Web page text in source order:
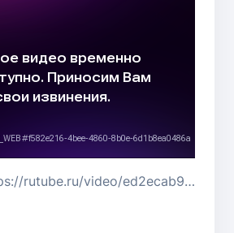
Источник: https://rutube.ru/video/ed2ecab9b342bcd92620423bd7e53b77/